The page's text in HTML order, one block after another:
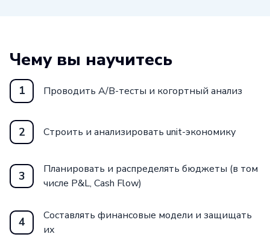
Чему вы научитесь
1 Проводить A/B-тесты и когортный анализ
2 Строить и анализировать unit-экономику
3
Планировать и распределять бюджеты (в том
числе P&L, Cash Flow)
4
Составлять финансовые модели и защищать
их